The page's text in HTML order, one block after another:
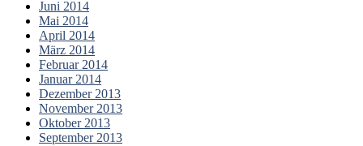
Juni 2014
Mai 2014
April 2014
März 2014
Februar 2014
Januar 2014
Dezember 2013
November 2013
Oktober 2013
September 2013